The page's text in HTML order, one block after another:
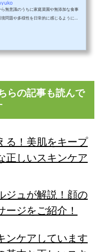
無意識のうちに家庭菜園や無添加な食事
問題や多様性を日常的に感じるように。
地の良いバランスを模索中。 執筆記事
らの記事も読んで
る！美肌をキープ
正しいスキンケア
ジュが解説！顔の
ージをご紹介！
ンケアしています